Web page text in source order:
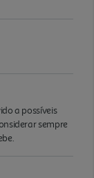
a possíveis
sempre